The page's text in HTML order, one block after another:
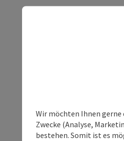
Wir möchten Ihnen
Zwecke (Analyse,
bestehen. Somit ist es